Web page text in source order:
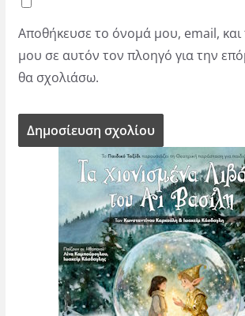
Αποθήκευσε το όνομά μου, email, και
μου σε αυτόν τον πλοηγό για την
θα σχολιάσω.